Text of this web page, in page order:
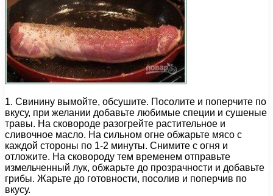
1. Свинину вымойте, обсушите. Посолите и поперчите по
вкусу, при желании добавьте любимые специи и сушеные
травы. На сковороде разогрейте растительное и
сливочное масло. На сильном огне обжарьте мясо с
каждой стороны по 1-2 минуты. Снимите с огня и
отложите. На сковороду тем временем отправьте
измельченный лук, обжарьте до прозрачности и добавьте
грибы. Жарьте до готовности, посолив и поперчив по
вкусу.